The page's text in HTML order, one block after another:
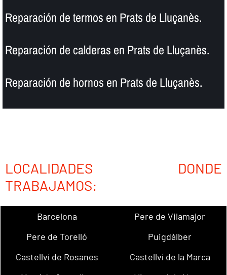
Reparación de termos en Prats de Lluçanès.
Reparación de calderas en Prats de Lluçanès.
Reparación de hornos en Prats de Lluçanès.
LOCALIDADES DONDE
TRABAJAMOS:
Barcelona
Pere de Vilamajor
Pere de Torelló
Puigdàlber
Castellví de Rosanes
Castellví de la Marca